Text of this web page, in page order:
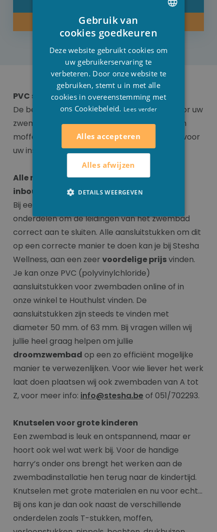
KOOP NU
PVC sokken en moffen
De best geschikte PVC sokken en moffen voor uw
zwembad installatie vind je hier. De sokken en
moffen zijn ideaal als aansluitingsmaterialen voor
uw installatie.
Alle nodige aansluitstukken voor jouw
inbouwzwembad vind je hier!
Bij een zwembad horen koppelingen en
onderdelen om de leidingen van het zwembad
correct aan te sluiten. Alle aansluitstukken om dit
op een correcte manier te doen kan je bij Stesha
Wellness, aan een zeer voordelige prijsvinden.
Je kan onze PVC (polyvinylchloride)
aansluitstukken voor zwembaden online of in
onze winkel te Houthulst vinden. De
aansluitstukken zijn steeds te vinden met
diameter 50 mm. of 63 mm. Bij vragen willen wij
jullie heel graag helpen om jullie
droomzwembad op een zo efficiënt mogelijke
manier te verwezenlijken. Voor wie liever het werk
laat doen plaatsen wij ook zwembaden van A tot
Z, voor meer info: info@stesha.beof 051/702293.
Knutselen voor grote kinderen
Een zwembad is leuk en ontspannend, maar er
hoort ook wel wat werk bij. Voor de handige
harry’s onder ons brengt het werken aan de
zwembadinstallatie hen terug naar de kindertijd.
Knutselen met grote materialen en nu voor echt…
Bij ons kan je dan ook naast de verschillende
onderdelen zoals T-stukken, moffen,
ENGLISH
Gebruik van
cookies goedkeuren
Deze website gebruikt cookies om
uw gebruikerservaring te
verbeteren. Door onze website te
gebruiken, stemt u in met alle
cookies in overeenstemming met
ons Cookiebeleid. Lees verder
Alles accepteren
Alles afwijzen
DETAILS WEERGEVEN